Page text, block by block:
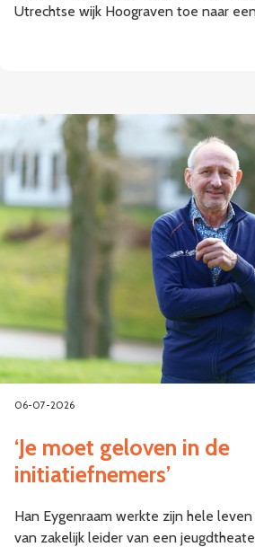
Utrechtse wijk Hoograven toe naar
06-07-2026
‘Je moet geloven in de
initiatiefnemers’
Han Eygenraam werkte zijn hele
van zakelijk leider van een